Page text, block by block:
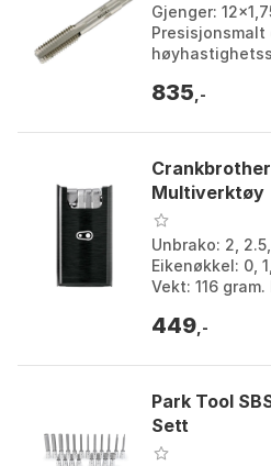
Gjenger:
Presisjonsmalt
Bruksområde:
835 ,-
Multiverktøy
Unbrako: 2,
Eikenøkkel: 0,
Vekt: 116
449 ,-
Park Tool
Sett